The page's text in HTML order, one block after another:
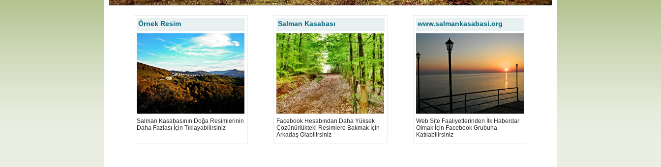
Örnek Resim
Salman Kasabasının Doğa Resimlerinin
Daha Fazlası İçin Tıklayabilirsiniz
Salman Kasabası
Facebook Hesabından Daha Yüksek
Çözünürlükteki Resimlere Bakmak İçin
Arkadaş Olabilirsiniz
www.salmankasabasi.org
Web Site Faaliyetlerinden İlk Haberdar
Olmak İçin Facebook Grubuna
Katılabilirsiniz